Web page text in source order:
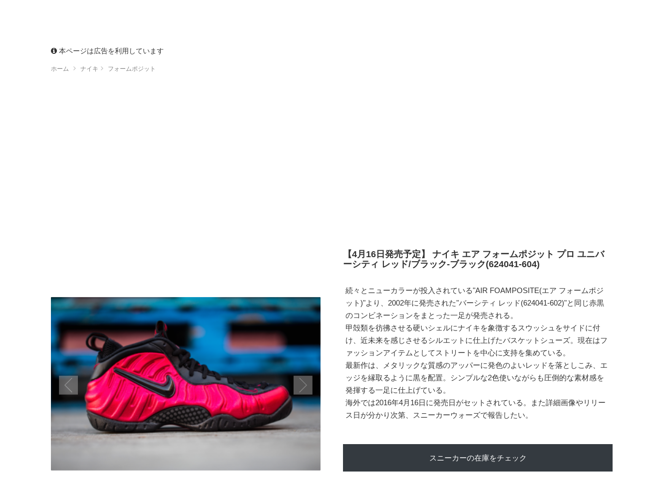
本ページは広告を利用しています
ホーム ナイキ フォームポジット
【4月16日発売予定】 ナイキ エア フォームポジット プロ ユニバ
ーシティ レッド/ブラック-ブラック(624041-604)
続々とニューカラーが投入されている"AIR FOAMPOSITE(エア フォームポジ
ット)"より、2002年に発売された"バーシティ レッド(624041-602)"と同じ赤黒
のコンビネーションをまとった一足が発売される。
甲殻類を彷彿させる硬いシェルにナイキを象徴するスウッシュをサイドに付
け、近未来を感じさせるシルエットに仕上げたバスケットシューズ。現在はフ
ァッションアイテムとしてストリートを中心に支持を集めている。
最新作は、メタリックな質感のアッパーに発色のよいレッドを落としこみ、エ
ッジを縁取るように黒を配置。シンプルな2色使いながらも圧倒的な素材感を
発揮する一足に仕上げている。
海外では2016年4月16日に発売日がセットされている。また詳細画像やリリー
ス日が分かり次第、スニーカーウォーズで報告したい。
スニーカーの在庫をチェック